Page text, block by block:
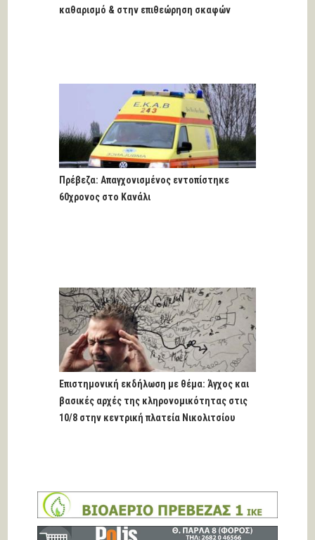
καθαρισμό & στην επιθεώρηση σκαφών
Πρέβεζα: Απαγχονισμένος εντοπίστηκε
60χρονος στο Κανάλι
Επιστημονική εκδήλωση με θέμα: Άγχος και
βασικές αρχές της κληρονομικότητας στις
10/8 στην κεντρική πλατεία Νικολιτσίου